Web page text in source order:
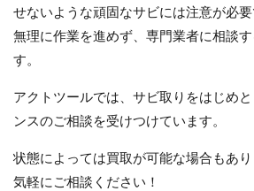
せないような頑固なサビには注意が必要
無理に作業を進めず、専門業者に相談
す。
アクトツールでは、サビ取りをはじめ
ンスのご相談を受けつけています。
状態によっては買取が可能な場合もあ
気軽にご相談ください！